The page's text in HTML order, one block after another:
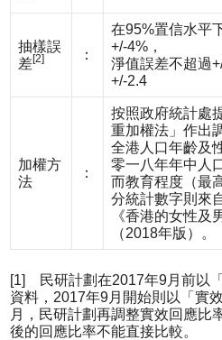
抽樣誤
差[2] ：
在95%置信水平
+/-4%，
淨值誤差不超過
+/-2.4
加權方
法
：
按照政府統計處
重加權法」作出
全港人口年齡及
零一八年年中人
而教育程度（最
分統計數字則來
《香港的女性及
（2018年版）。
[1] 民研計劃在2017年9月前以
資料，2017年9月開始則以「實
月，民研計劃再調整實效回應比
後的回應比率不能直接比較。